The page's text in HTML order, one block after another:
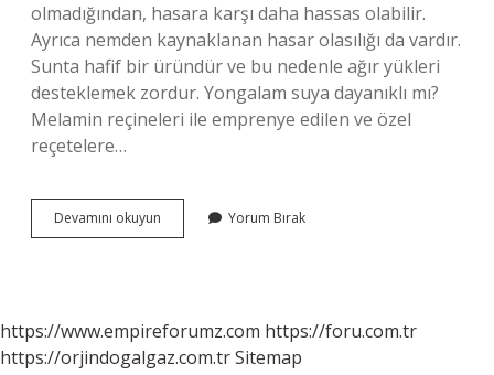
olmadığından, hasara karşı daha hassas olabilir.
Ayrıca nemden kaynaklanan hasar olasılığı da vardır.
Sunta hafif bir üründür ve bu nedenle ağır yükleri
desteklemek zordur. Yongalam suya dayanıklı mı?
Melamin reçineleri ile emprenye edilen ve özel
reçetelere…
Devamını okuyun
Levha
Yorum Bırak
https://www.empireforumz.com https://foru.com.tr
https://orjindogalgaz.com.trSitemap